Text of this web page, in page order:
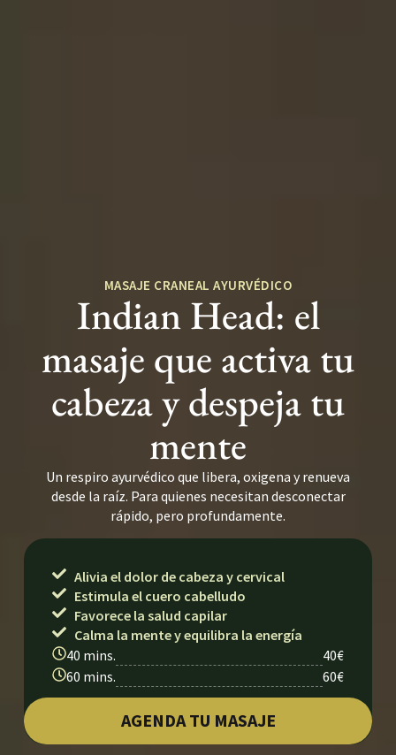
MASAJE CRANEAL AYURVÉDICO
Indian Head: el
masaje que activa tu
cabeza y despeja tu
mente
Un respiro ayurvédico que libera, oxigena y renueva
desde la raíz. Para quienes necesitan desconectar
rápido, pero profundamente.
Alivia el dolor de cabeza y cervical
Estimula el cuero cabelludo
Favorece la salud capilar
Calma la mente y equilibra la energía
40 mins.
40€
60 mins.
60€
AGENDA TU MASAJE